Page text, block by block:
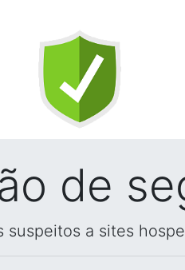
de
a sites